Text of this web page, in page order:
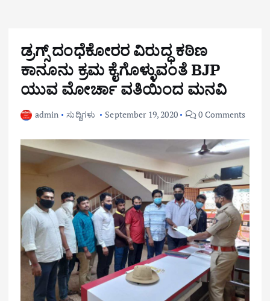
ಡ್ರಗ್ಸ್ ದಂಧೆಕೋರರ ವಿರುದ್ಧ ಕಠಿಣ
ಕಾನೂನು ಕ್ರಮ ಕೈಗೊಳ್ಳುವಂತೆ BJP
ಯುವ ಮೋರ್ಚಾ ವತಿಯಿಂದ ಮನವಿ
admin ಸುದ್ದಿಗಳು September 19, 2020 0 Comments